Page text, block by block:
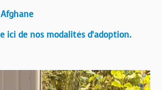
ici de nos modalités d’adoption.